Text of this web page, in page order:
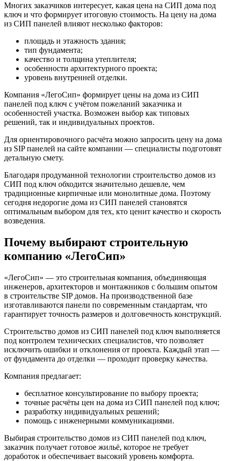
Многих заказчиков интересует, какая цена на СИП дома под
ключ и что формирует итоговую стоимость. На цену на дома
из СИП панелей влияют несколько факторов:
площадь и этажность здания;
тип фундамента;
качество и толщина утеплителя;
особенности архитектурного проекта;
уровень внутренней отделки.
Компания «ЛегоСип» формирует цены на дома из СИП
панелей под ключ с учётом пожеланий заказчика и
особенностей участка. Возможен выбор как типовых
решений, так и индивидуальных проектов.
Для ориентировочного расчёта можно запросить цену на дома
из SIP панелей на сайте компании — специалисты подготовят
детальную смету.
Благодаря продуманной технологии строительство домов из
СИП под ключ обходится значительно дешевле, чем
традиционные кирпичные или монолитные дома. Поэтому
сегодня недорогие дома из СИП панелей становятся
оптимальным выбором для тех, кто ценит качество и скорость
возведения.
Почему выбирают строительную
компанию «ЛегоСип»
«ЛегоСип» — это строительная компания, объединяющая
инженеров, архитекторов и монтажников с большим опытом
в строительстве SIP домов. На производственной базе
изготавливаются панели по современным стандартам, что
гарантирует точность размеров и долговечность конструкций.
Строительство домов из СИП панелей под ключ выполняется
под контролем технических специалистов, что позволяет
исключить ошибки и отклонения от проекта. Каждый этап —
от фундамента до отделки — проходит проверку качества.
Компания предлагает:
бесплатное консультирование по выбору проекта;
точные расчёты цен на дома из СИП панелей под ключ;
разработку индивидуальных решений;
помощь с инженерными коммуникациями.
Выбирая строительство домов из СИП панелей под ключ,
заказчик получает готовое жильё, которое не требует
доработок и обеспечивает высокий уровень комфорта.